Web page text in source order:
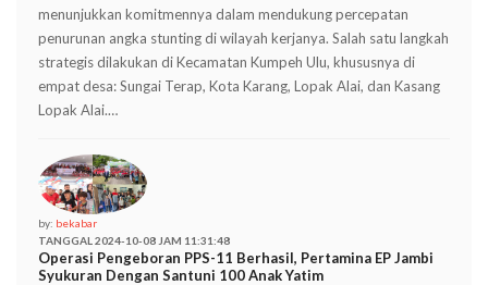
menunjukkan komitmennya dalam mendukung percepatan
penurunan angka stunting di wilayah kerjanya. Salah satu langkah
strategis dilakukan di Kecamatan Kumpeh Ulu, khususnya di
empat desa: Sungai Terap, Kota Karang, Lopak Alai, dan Kasang
Lopak Alai.…
by: bekabar
TANGGAL 2024-10-08 JAM 11:31:48
Operasi Pengeboran PPS-11 Berhasil, Pertamina EP Jambi
Syukuran Dengan Santuni 100 Anak Yatim